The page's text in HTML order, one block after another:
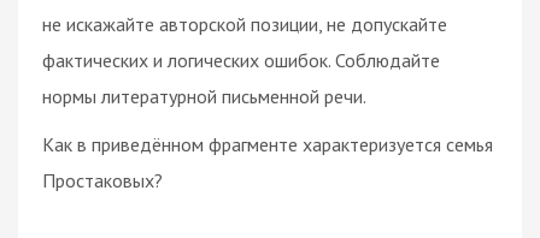
не искажайте авторской позиции, не допускайте
фактических и логических ошибок. Соблюдайте
нормы литературной письменной речи.
Как в приведённом фрагменте характеризуется семья
Простаковых?